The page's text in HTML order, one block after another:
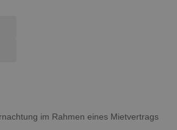
im Rahmen eines Mietvertrags